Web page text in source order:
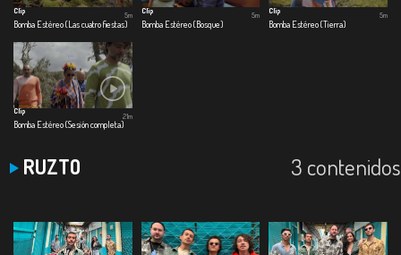
Clip
Bomba Estéreo (Las cuatro fiestas)
5m
Clip
Bomba Estéreo (Bosque)
5m
Clip
Bomba Estéreo (Tierra)
5m
Clip
Bomba Estéreo (Sesión completa)
21m
RUZTO 3 contenidos